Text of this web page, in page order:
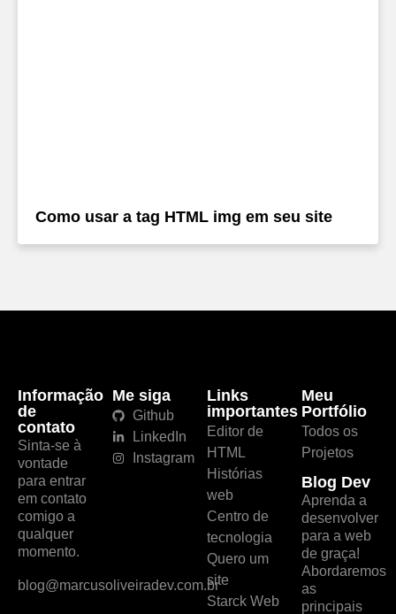
Como usar a tag HTML img em seu site
Informação
de
contato
Sinta-se à
vontade
para entrar
em contato
comigo a
qualquer
momento.
blog@marcusoliveiradev.com.br
Me siga
Github
LinkedIn
Instagram
Links
importantes
Editor de
HTML
Histórias
web
Centro de
tecnologia
Quero um
site
Starck Web
Meu
Portfólio
Todos os
Projetos
Blog Dev
Aprenda a
desenvolver
para a web
de graça!
Abordaremos
as
principais